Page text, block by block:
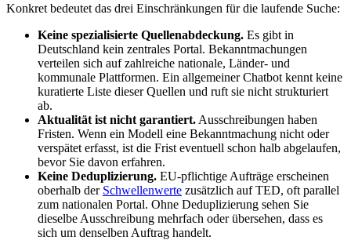
Konkret bedeutet das drei Einschränkungen für die laufende Suche:
Keine spezialisierte Quellenabdeckung. Es gibt in
Deutschland kein zentrales Portal. Bekanntmachungen
verteilen sich auf zahlreiche nationale, Länder- und
kommunale Plattformen. Ein allgemeiner Chatbot kennt keine
kuratierte Liste dieser Quellen und ruft sie nicht strukturiert
ab.
Aktualität ist nicht garantiert. Ausschreibungen haben
Fristen. Wenn ein Modell eine Bekanntmachung nicht oder
verspätet erfasst, ist die Frist eventuell schon halb abgelaufen,
bevor Sie davon erfahren.
Keine Deduplizierung. EU-pflichtige Aufträge erscheinen
oberhalb der Schwellenwerte zusätzlich auf TED, oft parallel
zum nationalen Portal. Ohne Deduplizierung sehen Sie
dieselbe Ausschreibung mehrfach oder übersehen, dass es
sich um denselben Auftrag handelt.